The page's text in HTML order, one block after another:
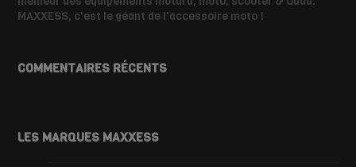
MAXXESS, c'est le géant de l'accessoire moto !
COMMENTAIRES RÉCENTS
LES MARQUES MAXXESS